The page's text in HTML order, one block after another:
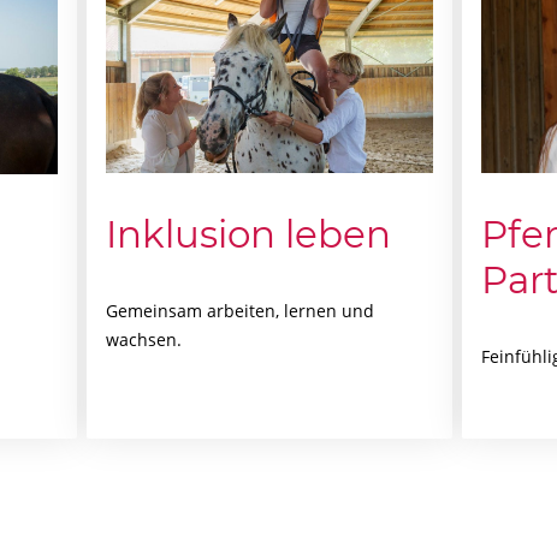
Inklusion leben
Gemeinsam arbeiten, lernen und
wachsen.